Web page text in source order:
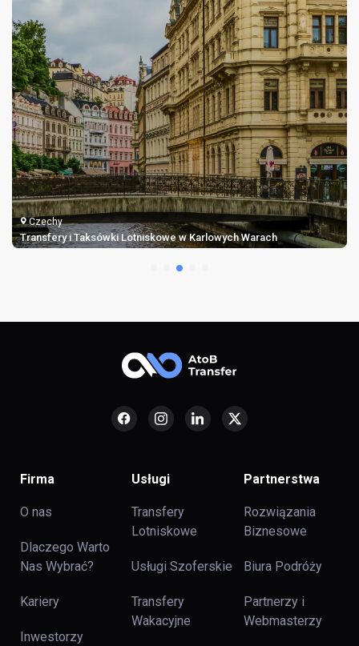
Czechy
Transfery i Taksówki Lotniskowe w Karlowych Warach
Firma
O nas
Dlaczego Warto
Nas Wybrać?
Kariery
Inwestorzy
Usługi
Transfery
Lotniskowe
Usługi Szoferskie
Transfery
Wakacyjne
Partnerstwa
Rozwiązania
Biznesowe
Biura Podróży
Partnerzy i
Webmasterzy